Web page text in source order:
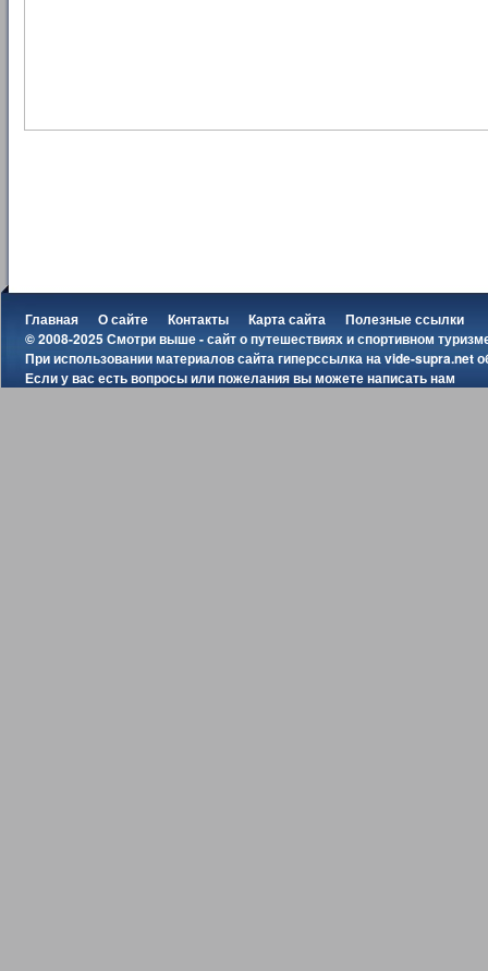
Главная О сайте Контакты Карта сайта
Полезные ссылки
© 2008-2025 Смотри выше - сайт о путешествиях и спортивном
При использовании материалов сайта гиперссылка наvide-supra.net
Если у вас есть вопросы или пожелания вы можетенаписать нам